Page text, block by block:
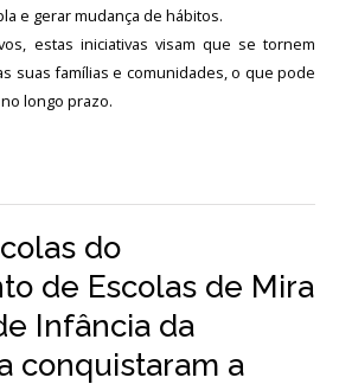
e gerar mudança de hábitos.
estas iniciativas visam que se tornem
suas famílias e comunidades, o que pode
longo prazo.
do
de Escolas de Mira
Infância da
conquistaram a